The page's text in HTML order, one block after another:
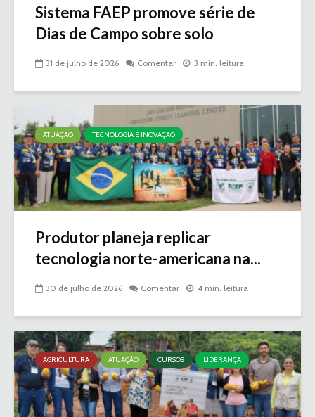
Sistema FAEP promove série de
Dias de Campo sobre solo
31 de julho de 2026 Comentar 3 min. leitura
ATUAÇÃO TECNOLOGIA E INOVAÇÃO
Produtor planeja replicar
tecnologia norte-americana na...
30 de julho de 2026 Comentar 4 min. leitura
AGRICULTURA ATUAÇÃO CURSOS LIDERANÇA